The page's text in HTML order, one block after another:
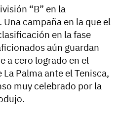
“B” en la
campaña en la que el
en la fase
aún guardan
a cero logrado en el
La Palma ante el Tenisca,
muy celebrado por la